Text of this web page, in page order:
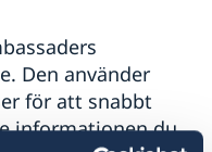
Den använder
för att snabbt
informationen du